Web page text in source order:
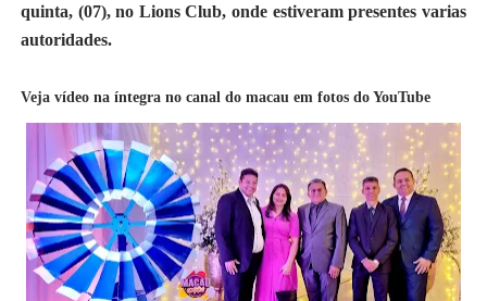
quinta, (07), no Lions Club, onde estiveram presentes varias
autoridades.
Veja vídeo na íntegra no canal do macau em fotos do YouTube